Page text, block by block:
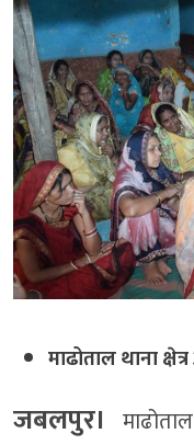
माढोताल थाना
जबलपुर।